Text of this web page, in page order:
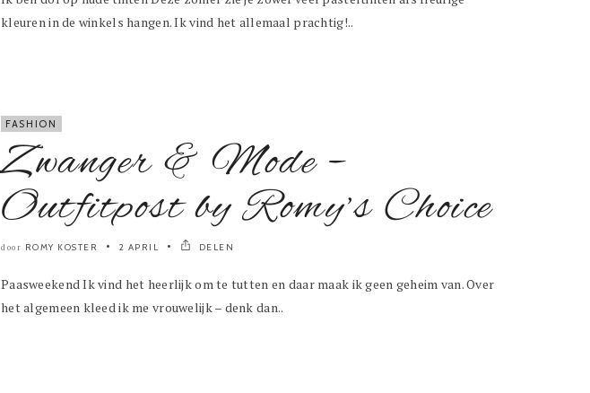
kleuren in de winkels hangen. Ik vind het allemaal prachtig!..
FASHION
Zwanger & Mode –
Outfitpost by Romy’s Choice
door ROMY KOSTER 2 APRIL DELEN
Paasweekend Ik vind het heerlijk om te tutten en daar maak ik geen geheim van. Over
het algemeen kleed ik me vrouwelijk – denk dan..